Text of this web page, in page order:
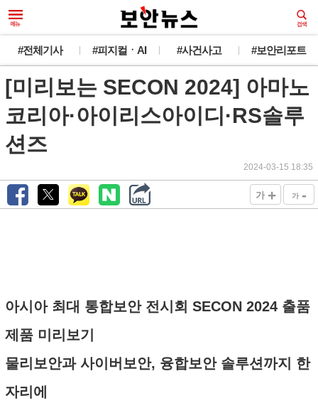
#전체기사 #피지컬ㆍAI #사건사고 #보안리포트
[미리보는 SECON 2024] 아마노
코리아·아이리스아이디·RS솔루
션즈
2024-03-15 18:35
가 + 가 -
아시아 최대 통합보안 전시회 SECON 2024 출품
제품 미리보기
물리보안과 사이버보안, 융합보안 솔루션까지 한
자리에